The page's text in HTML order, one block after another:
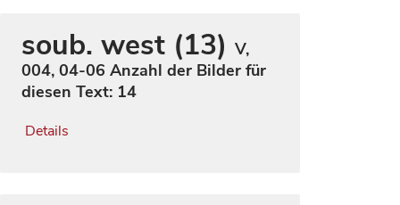
soub. west (13) V,
004, 04-06 Anzahl der Bilder für
diesen Text: 14
Details